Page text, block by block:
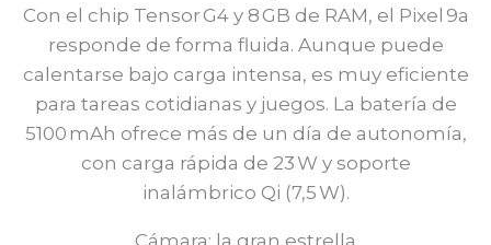
Con el chip Tensor G4 y 8 GB de RAM, el Pixel 9a
responde de forma fluida. Aunque puede
calentarse bajo carga intensa, es muy eficiente
para tareas cotidianas y juegos. La batería de
5100 mAh ofrece más de un día de autonomía,
con carga rápida de 23 W y soporte
inalámbrico Qi (7,5 W).